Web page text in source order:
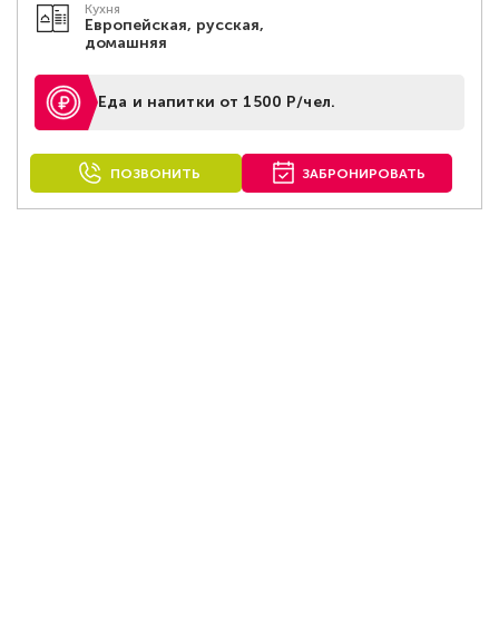
Кухня
Европейская, русская,
домашняя
Еда и напитки от 1500 Р/чел.
ПОЗВОНИТЬ ЗАБРОНИРОВАТЬ